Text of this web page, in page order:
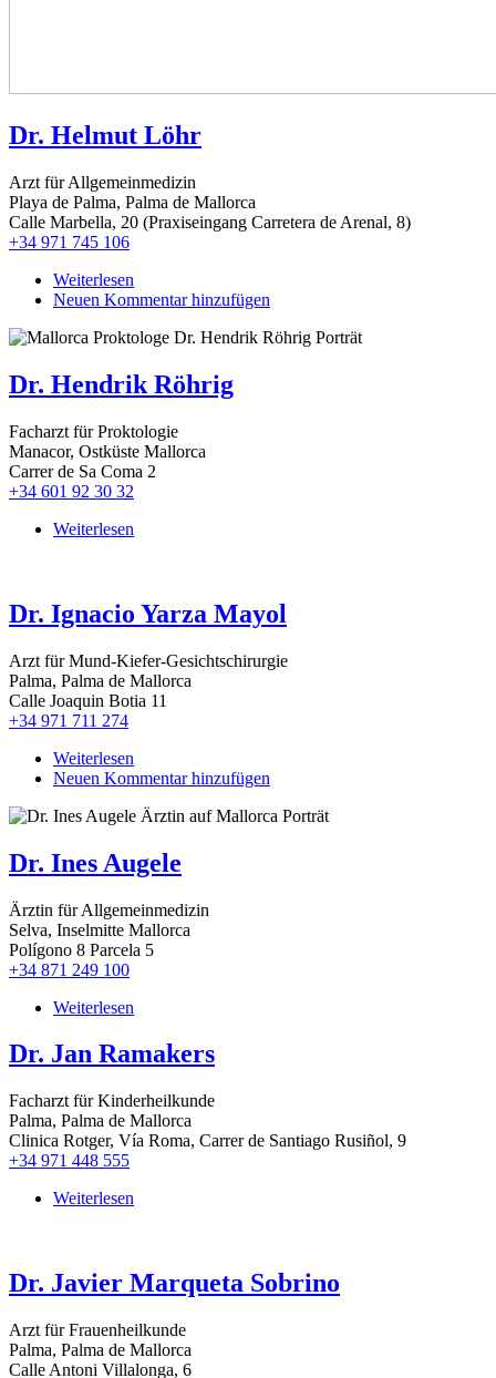
Dr. Helmut Löhr
Arzt für Allgemeinmedizin
Playa de Palma, Palma de Mallorca
Calle Marbella, 20 (Praxiseingang Carretera de Arenal, 8)
+34 971 745 106
Weiterlesen
Dr.
Löhr
Neuen Kommentar hinzufügen
Dr. Hendrik Röhrig
Facharzt für Proktologie
Manacor, Ostküste Mallorca
Carrer de Sa Coma 2
+34 601 92 30 32
Weiterlesen
Dr. Ignacio Yarza Mayol
Arzt für Mund-Kiefer-Gesichtschirurgie
Palma, Palma de Mallorca
Calle Joaquin Botia 11
+34 971 711 274
Weiterlesen
Dr.
Yarza
Neuen Kommentar hinzufügen
Dr. Ines Augele
Ärztin für Allgemeinmedizin
Selva, Inselmitte Mallorca
Polígono 8 Parcela 5
+34 871 249 100
Weiterlesen
Ines
Augele
Dr. Jan Ramakers
Facharzt für Kinderheilkunde
Palma, Palma de Mallorca
Clinica Rotger, Vía Roma, Carrer de Santiago Rusiñol, 9
+34 971 448 555
Weiterlesen
Dr. Javier Marqueta Sobrino
Arzt für Frauenheilkunde
Palma, Palma de Mallorca
Calle Antoni Villalonga, 6